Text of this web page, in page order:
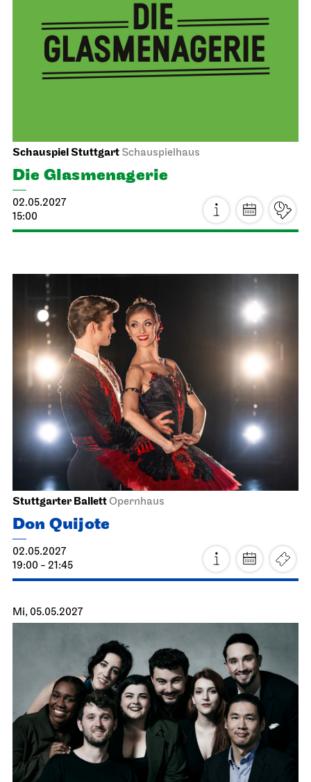
Die drei ??? und das
Spiegelkabinett
14.04.2027
11:00
Staatsorchester StuttgartLiederhalle, Mozartsaal
4. Kammer­konzert
14.04.2027
Do, 15.04.2027